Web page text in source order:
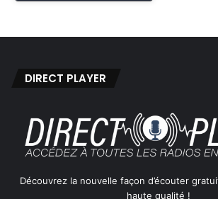
DIRECT PLAYER
Découvrez la nouvelle façon d’écouter
haute qualité !